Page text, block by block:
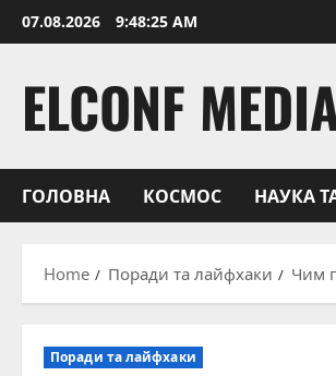
Skip
to
07.08.2026 9:48:26 AM
ELCONF
ГОЛОВНА КОСМОС НАУКА
Home Поради та лайфхаки Чим
Поради та лайфхаки